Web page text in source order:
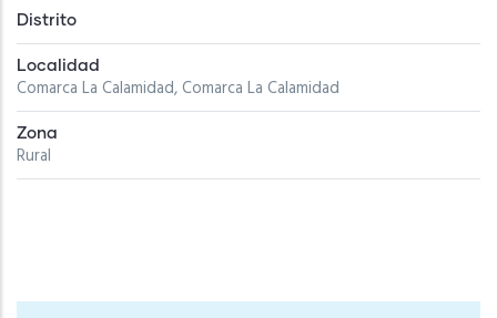
Distrito
Localidad
Comarca La Calamidad, Comarca La Calamidad
Zona
Rural